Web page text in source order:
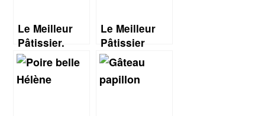
Le Meilleur
Pâtissier.
Staffel 7, 5.
Woche:
Ananastorte
Le Meilleur
Pâtissier
Staffel 7, 6.
Woche: Melo-
Cakes